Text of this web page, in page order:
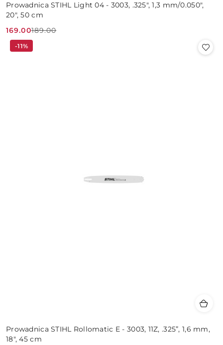
Prowadnica STIHL Light 04 - 3003, .325", 1,3 mm/0.050",
20", 50 cm
Cena
promocyjna:
169.00
Cena
przed
189.00
Prowadnica STIHL Rollomatic E - 3003, 11Z, .325”, 1,6 mm,
18", 45 cm
-11%